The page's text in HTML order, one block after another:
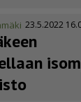
23.5.2022